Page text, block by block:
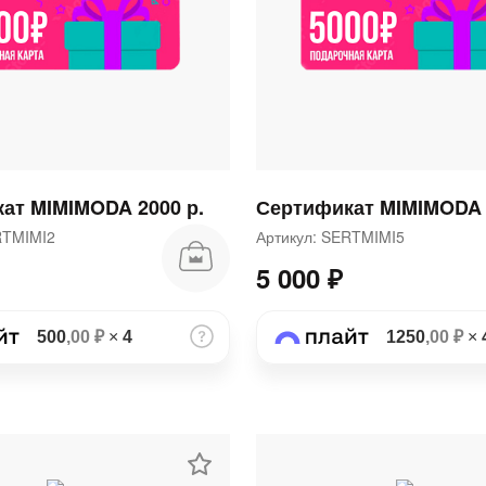
MIMIMODA 2000 р.
500,00 ₽× 4
Сертификат
Артикул: SERTMIMI5
5 000 ₽
1250,00 ₽×